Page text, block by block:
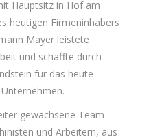
Hauptsitz in Hof am
heutigen Firmeninhabers
Mayer leistete
und schaffte durch
für das heute
gewachsene Team
und Arbeitern, aus